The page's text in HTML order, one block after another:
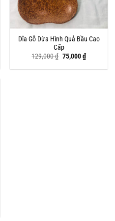
Dĩa Gỗ Dừa Hình Quả Bầu Cao
Cấp
129,000₫ Giá
gốc
là:
75,000₫Giá
hiện
tại